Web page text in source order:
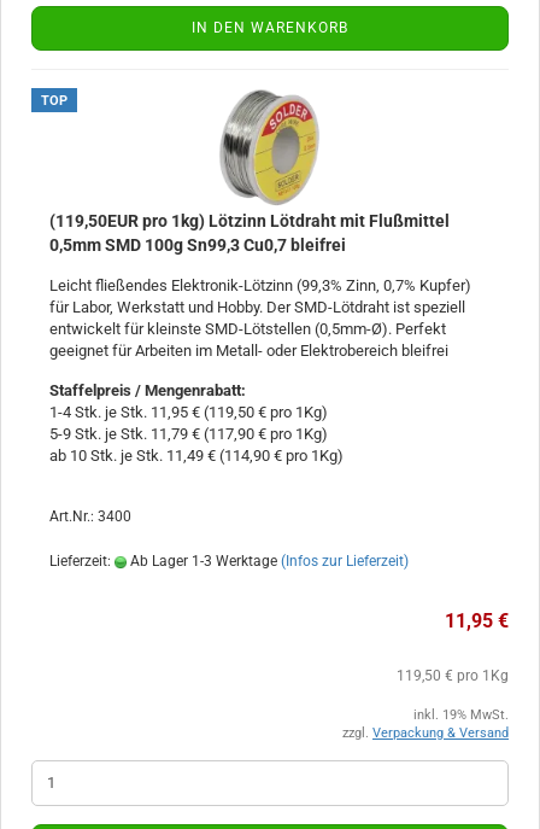
IN DEN WARENKORB
TOP
(119,50EUR pro 1kg) Lötzinn Lötdraht mit Flußmittel
0,5mm SMD 100g Sn99,3 Cu0,7 bleifrei
Leicht fließendes Elektronik-Lötzinn (99,3% Zinn, 0,7% Kupfer)
für Labor, Werkstatt und Hobby. Der SMD-Lötdraht ist speziell
entwickelt für kleinste SMD-Lötstellen (0,5mm-Ø). Perfekt
geeignet für Arbeiten im Metall- oder Elektrobereich bleifrei
Staffelpreis / Mengenrabatt:
1-4 Stk. je Stk. 11,95 € (119,50 € pro 1Kg)
5-9 Stk. je Stk. 11,79 € (117,90 € pro 1Kg)
ab 10 Stk. je Stk. 11,49 € (114,90 € pro 1Kg)
Art.Nr.: 3400
Lieferzeit: Ab Lager 1-3 Werktage (Infos zur Lieferzeit)
11,95 €
119,50 € pro 1Kg
inkl. 19% MwSt.
zzgl. Verpackung & Versand